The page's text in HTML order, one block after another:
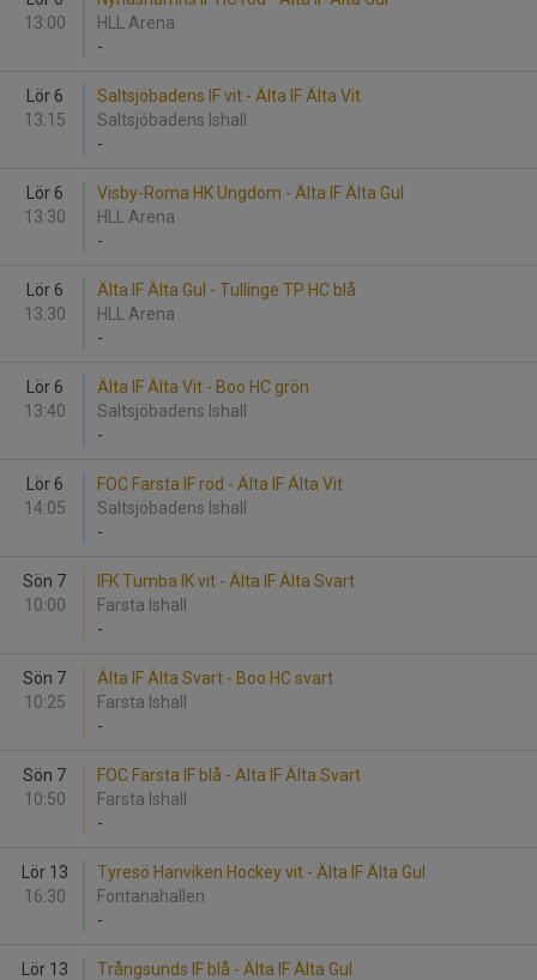
13:00
HLL Arena
-
Lör 6
13:15
Saltsjöbadens IF vit - Älta IF Älta Vit
Saltsjöbadens Ishall
-
Lör 6
13:30
Visby-Roma HK Ungdom - Älta IF Älta Gul
HLL Arena
-
Lör 6
13:30
Älta IF Älta Gul - Tullinge TP HC blå
HLL Arena
-
Lör 6
13:40
Älta IF Älta Vit - Boo HC grön
Saltsjöbadens Ishall
-
Lör 6
14:05
FOC Farsta IF röd - Älta IF Älta Vit
Saltsjöbadens Ishall
-
Sön 7
10:00
IFK Tumba IK vit - Älta IF Älta Svart
Farsta Ishall
-
Sön 7
10:25
Älta IF Älta Svart - Boo HC svart
Farsta Ishall
-
Sön 7
10:50
FOC Farsta IF blå - Älta IF Älta Svart
Farsta Ishall
-
Lör 13
16:30
Tyresö Hanviken Hockey vit - Älta IF Älta Gul
Fontanahallen
-
Lör 13
Trångsunds IF blå - Älta IF Älta Gul